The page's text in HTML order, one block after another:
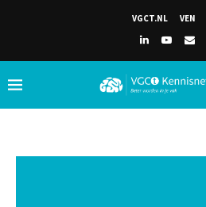
VGCT.NL VEN